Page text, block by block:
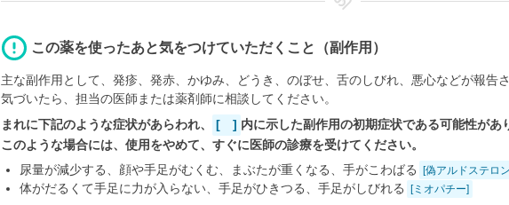
この薬を使ったあと気をつけていただくこと（副作用）
主な副作用として、発疹、発赤、かゆみ、どうき、のぼせ、舌のしびれ、悪心などが報告
気づいたら、担当の医師または薬剤師に相談してください。
まれに下記のような症状があらわれ、
[ ] 内に示した副作用の初期症状である可能性があ
このような場合には、使用をやめて、すぐに医師の診療を受けてください。
尿量が減少する、顔や手足がむくむ、まぶたが重くなる、手がこわばる [偽アルドステロ
体がだるくて手足に力が入らない、手足がひきつる、手足がしびれる [ミオパチー]